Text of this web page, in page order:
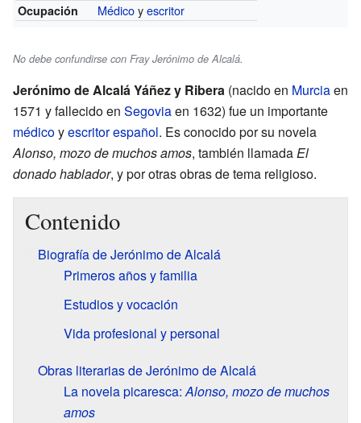
Ocupación
Médicoyescritor
No debe confundirse con Fray Jerónimo de Alcalá.
Jerónimo de Alcalá Yáñez y Ribera (nacido en Murciaen
1571 y fallecido en Segoviaen 1632) fue un importante
médicoyescritorespañol. Es conocido por su novela
Alonso, mozo de muchos amos, también llamadaEl
donado hablador, y por otras obras de tema religioso.
Contenido
Biografía de Jerónimo de Alcalá
Primeros años y familia
Estudios y vocación
Vida profesional y personal
Obras literarias de Jerónimo de Alcalá
La novela picaresca:Alonso, mozo de muchos
amos